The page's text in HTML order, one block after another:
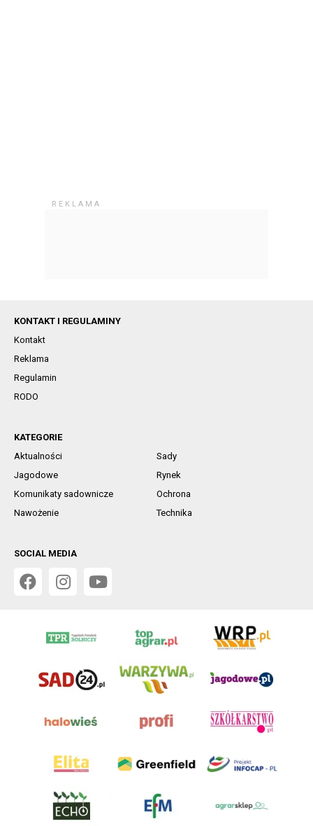
KONTAKT I REGULAMINY
Kontakt
Reklama
Regulamin
RODO
KATEGORIE
Aktualności
Sady
Jagodowe
Rynek
Komunikaty sadownicze
Ochrona
Nawożenie
Technika
SOCIAL MEDIA